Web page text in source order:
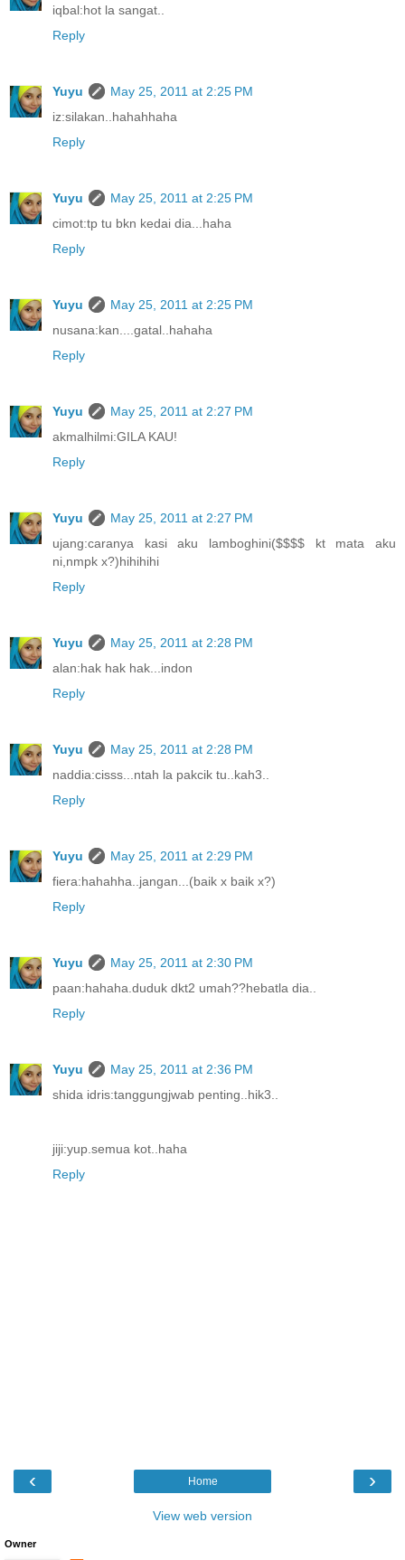
iqbal:hot la sangat..
Reply
Yuyu
May 25, 2011 at 2:25 PM
iz:silakan..hahahhaha
Reply
Yuyu
May 25, 2011 at 2:25 PM
cimot:tp tu bkn kedai dia...haha
Reply
Yuyu
May 25, 2011 at 2:25 PM
nusana:kan....gatal..hahaha
Reply
Yuyu
May 25, 2011 at 2:27 PM
akmalhilmi:GILA KAU!
Reply
Yuyu
May 25, 2011 at 2:27 PM
ujang:caranya kasi aku lamboghini($$$$ kt mata aku
ni,nmpk x?)hihihihi
Reply
Yuyu
May 25, 2011 at 2:28 PM
alan:hak hak hak...indon
Reply
Yuyu
May 25, 2011 at 2:28 PM
naddia:cisss...ntah la pakcik tu..kah3..
Reply
Yuyu
May 25, 2011 at 2:29 PM
fiera:hahahha..jangan...(baik x baik x?)
Reply
Yuyu
May 25, 2011 at 2:30 PM
paan:hahaha.duduk dkt2 umah??hebatla dia..
Reply
Yuyu
May 25, 2011 at 2:36 PM
shida idris:tanggungjwab penting..hik3..
jiji:yup.semua kot..haha
Reply
‹ ›
Home
View web version
Owner